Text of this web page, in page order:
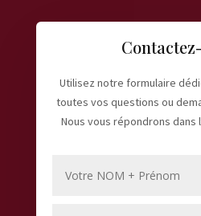
Utilisez notre formulaire
toutes vos questions ou
Nous vous répondrons